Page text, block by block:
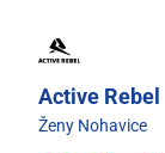
Active Rebel
Ženy Nohavice